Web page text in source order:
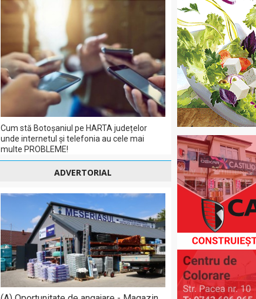
Cum stă Botoșaniul pe HARTA județelor
unde internetul și telefonia au cele mai
multe PROBLEME!
ADVERTORIAL